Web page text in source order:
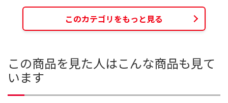
このカテゴリをもっと見る
この商品を見た人はこんな商品も見て
います